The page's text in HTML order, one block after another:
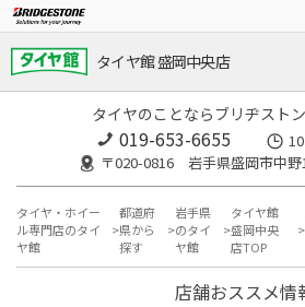
タイヤ館 盛岡中央店
タイヤのことならブリヂスト
019-653-6655
〒020-0816 岩手県盛岡市中野
タイヤ・ホイー
ル専門店のタイ
ヤ館
都道府
県から
探す
岩手県
のタイ
ヤ館
タイヤ館
盛岡中央
店TOP
店舗おススメ情